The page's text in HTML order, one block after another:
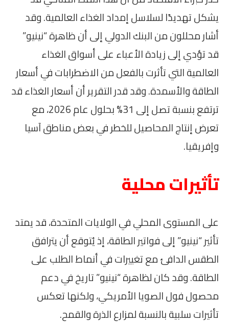
يشكل تهديدًا لسلاسل إمداد الغذاء العالمية. وقد
أشار محللون من البنك الدولي إلى أن ظاهرة “نينيو”
قد تؤدي إلى زيادة الأعباء على أسواق الغذاء
العالمية التي تأثرت بالفعل من الاضطرابات في أسعار
الطاقة والأسمدة. وقد قدر التقرير أن أسعار الغذاء قد
ترتفع بنسبة تصل إلى 31% بحلول عام 2026، مع
تعرض إنتاج المحاصيل للخطر في بعض مناطق آسيا
وإفريقيا.
تأثيرات محلية
على المستوى المحلي في الولايات المتحدة، قد يمتد
تأثير “نينيو” إلى فواتير الطاقة، إذ يُتوقع أن يترافق
الطقس الدافئ مع تغييرات في أنماط الطلب على
الطاقة. وقد كان لظاهرة “نينيو” تاريخ في دعم
محصول فول الصويا الأمريكي، ولكنها تعكس
تأثيرات سلبية بالنسبة لمزارع الذرة والقمح.